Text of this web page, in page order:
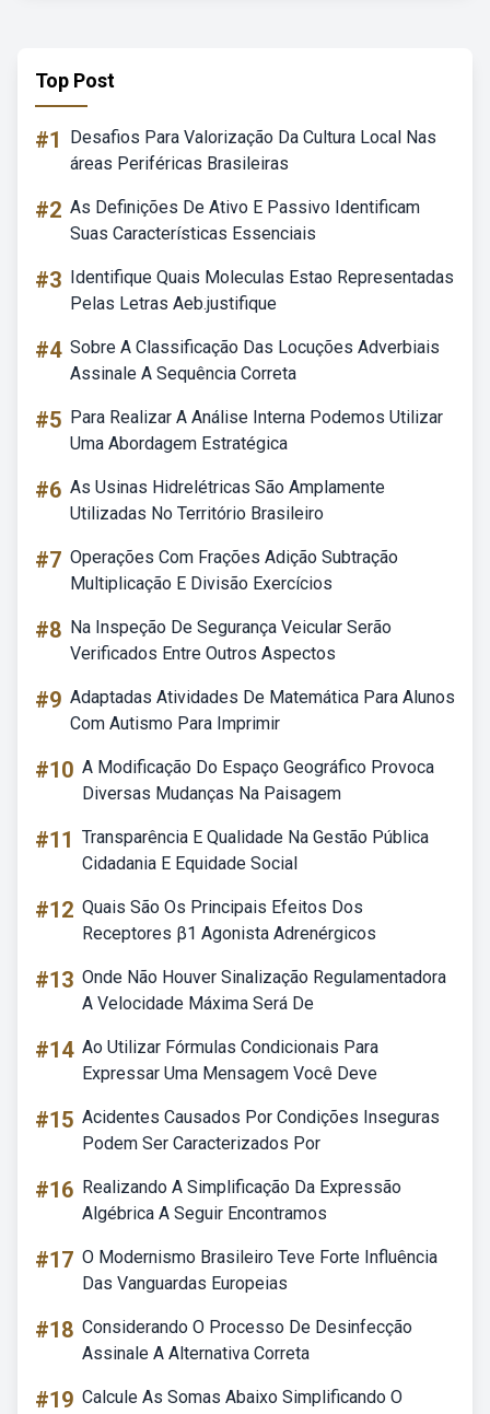
Top Post
#1
Desafios Para Valorização Da Cultura Local Nas
áreas Periféricas Brasileiras
#2 As Definições De Ativo E Passivo Identificam
Suas Características Essenciais
#3 Identifique Quais Moleculas Estao Representadas
Pelas Letras Aeb.justifique
#4 Sobre A Classificação Das Locuções Adverbiais
Assinale A Sequência Correta
#5 Para Realizar A Análise Interna Podemos Utilizar
Uma Abordagem Estratégica
#6 As Usinas Hidrelétricas São Amplamente
Utilizadas No Território Brasileiro
#7 Operações Com Frações Adição Subtração
Multiplicação E Divisão Exercícios
#8 Na Inspeção De Segurança Veicular Serão
Verificados Entre Outros Aspectos
#9 Adaptadas Atividades De Matemática Para Alunos
Com Autismo Para Imprimir
#10 A Modificação Do Espaço Geográfico Provoca
Diversas Mudanças Na Paisagem
#11 Transparência E Qualidade Na Gestão Pública
Cidadania E Equidade Social
#12 Quais São Os Principais Efeitos Dos
Receptores β1 Agonista Adrenérgicos
#13 Onde Não Houver Sinalização Regulamentadora
A Velocidade Máxima Será De
#14 Ao Utilizar Fórmulas Condicionais Para
Expressar Uma Mensagem Você Deve
#15 Acidentes Causados Por Condições Inseguras
Podem Ser Caracterizados Por
#16 Realizando A Simplificação Da Expressão
Algébrica A Seguir Encontramos
#17 O Modernismo Brasileiro Teve Forte Influência
Das Vanguardas Europeias
#18 Considerando O Processo De Desinfecção
Assinale A Alternativa Correta
#19 Calcule As Somas Abaixo Simplificando O